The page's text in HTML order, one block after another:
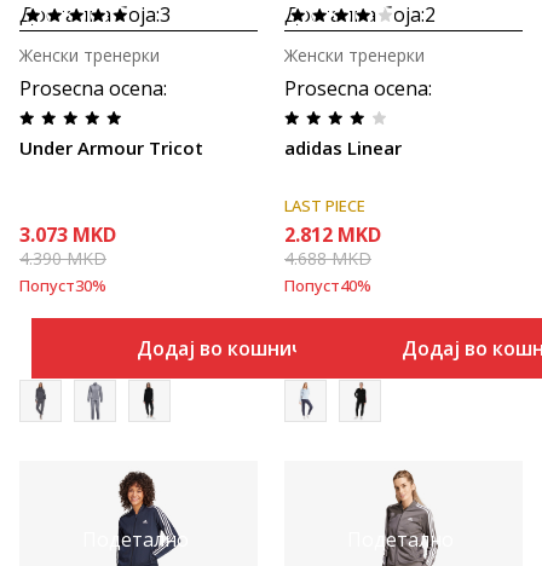
Достапна боја:3
Prosecna ocena:
Under Armour Tricot
Женски тренерки
3.073 MKD
4.390MKD
Попуст30%
Додај во кошничка
Достапна боја:2
Prosecna ocena:
adidas Linear
Женски тренерки
LAST PIECE
2.812 MKD
4.688MKD
Попуст40%
Додај во
Подетално
Подетално